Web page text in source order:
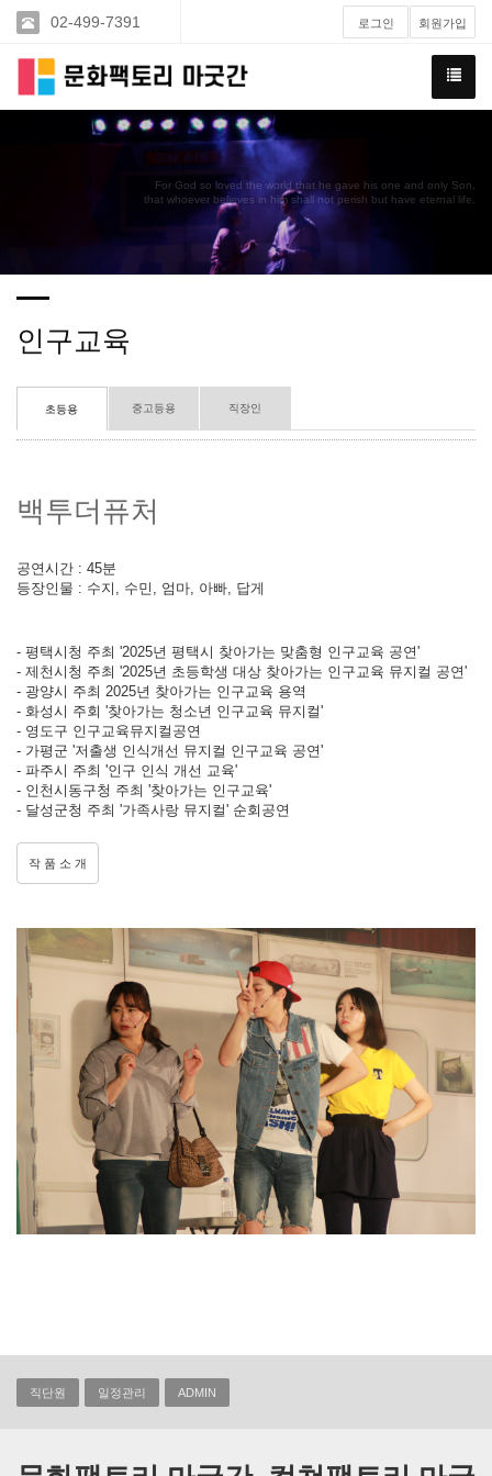
02-499-7391 로그인 회원가입
For God so loved the world that he gave his one and only Son,
that whoever believes in him shall not perish but have eternal life.
인구교육
초등용 중고등용 직장인
백투더퓨처
공연시간 : 45분
등장인물 : 수지, 수민, 엄마, 아빠, 답게
- 평택시청 주최 '2025년 평택시 찾아가는 맞춤형 인구교육 공연'
- 제천시청 주최 '2025년 초등학생 대상 찾아가는 인구교육 뮤지컬 공연'
- 광양시 주최 2025년 찾아가는 인구교육 용역
- 화성시 주회 '찾아가는 청소년 인구교육 뮤지컬'
- 영도구 인구교육뮤지컬공연
- 가평군 '저출생 인식개선 뮤지컬 인구교육 공연'
- 파주시 주최 '인구 인식 개선 교육'
- 인천시동구청 주최 '찾아가는 인구교육'
- 달성군청 주최 '가족사랑 뮤지컬' 순회공연
작 품 소 개
직단원 일정관리 ADMIN